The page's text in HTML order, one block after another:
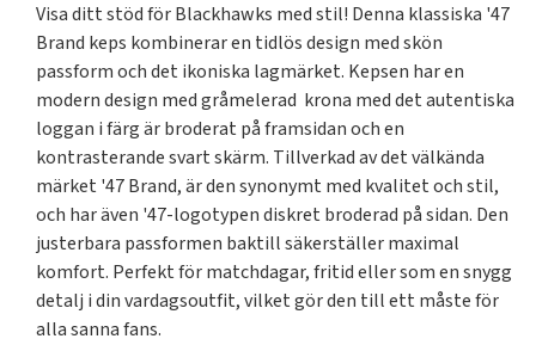
Visa ditt stöd för Blackhawks med stil! Denna klassiska '47
Brand keps kombinerar en tidlös design med skön
passform och det ikoniska lagmärket. Kepsen har en
modern design med gråmelerad  krona med det autentiska
loggan i färg är broderat på framsidan och en
kontrasterande svart skärm. Tillverkad av det välkända
märket '47 Brand, är den synonymt med kvalitet och stil,
och har även '47-logotypen diskret broderad på sidan. Den
justerbara passformen baktill säkerställer maximal
komfort. Perfekt för matchdagar, fritid eller som en snygg
detalj i din vardagsoutfit, vilket gör den till ett måste för
alla sanna fans.